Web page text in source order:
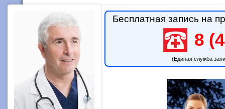
Бесплатная запись на
8
(Единая служба